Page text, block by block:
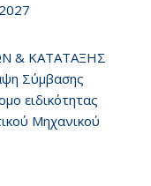
& ΚΑΤΑΤΑΞΗΣ
Σύμβασης
ειδικότητας
Μηχανικού